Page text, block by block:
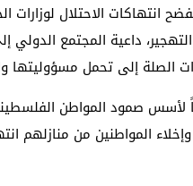
الاحتلال لوزارات
داعية المجتمع الدولي إلى
الصلة إلى تحمل مسؤوليتها
لأسس صمود المواطن
المواطنين من منازلهم